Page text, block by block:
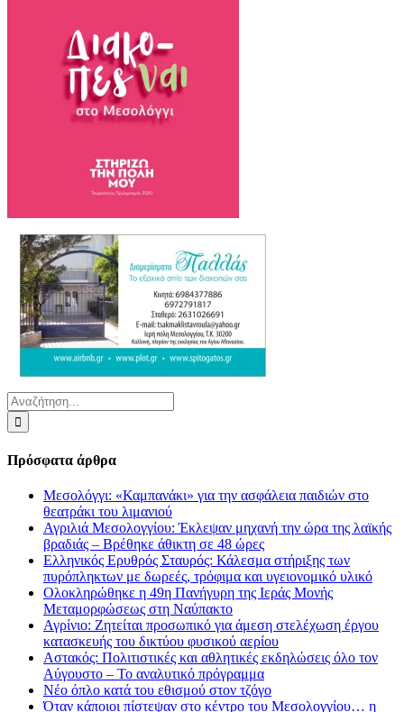
Αναζήτηση
για:
Πρόσφατα άρθρα
Μεσολόγγι: «Καμπανάκι» για την ασφάλεια παιδιών στο
θεατράκι του λιμανιού
Αγριλιά Μεσολογγίου: Έκλεψαν μηχανή την ώρα της λαϊκής
βραδιάς – Βρέθηκε άθικτη σε 48 ώρες
Ελληνικός Ερυθρός Σταυρός: Κάλεσμα στήριξης των
πυρόπληκτων με δωρεές, τρόφιμα και υγειονομικό υλικό
Ολοκληρώθηκε η 49η Πανήγυρη της Ιεράς Μονής
Μεταμορφώσεως στη Ναύπακτο
Αγρίνιο: Ζητείται προσωπικό για άμεση στελέχωση έργου
κατασκευής του δικτύου φυσικού αερίου
Αστακός: Πολιτιστικές και αθλητικές εκδηλώσεις όλο τον
Αύγουστο – Το αναλυτικό πρόγραμμα
Νέο όπλο κατά του εθισμού στον τζόγο
Όταν κάποιοι πίστεψαν στο κέντρο του Μεσολογγίου… η